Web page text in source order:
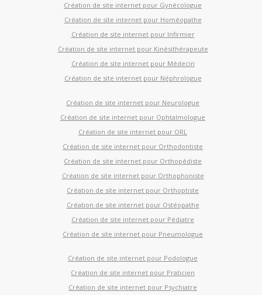
Création de site internet pour Gynécologue
Création de site internet pour Homéopathe
Création de site internet pour Infirmier
Création de site internet pour Kinésithérapeute
Création de site internet pour Médecin
Création de site internet pour Néphrologue
Création de site internet pour Neurologue
Création de site internet pour Ophtalmologue
Création de site internet pour ORL
Création de site internet pour Orthodontiste
Création de site internet pour Orthopédiste
Création de site internet pour Orthophoniste
Création de site internet pour Orthoptiste
Création de site internet pour Ostéopathe
Création de site internet pour Pédiatre
Création de site internet pour Pneumologue
Création de site internet pour Podologue
Création de site internet pour Praticien
Création de site internet pour Psychiatre